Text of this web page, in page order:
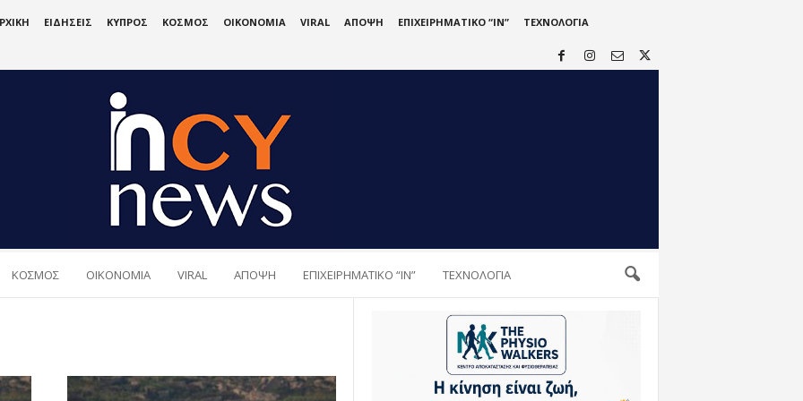
ΕΙΔΗΣΕΙΣ ΚΥΠΡΟΣ ΚΟΣΜΟΣ ΟΙΚΟΝΟΜΙΑ VIRAL ΑΠΟΨΗ ΕΠΙΧΕΙΡΗΜΑΤΙΚΟ “IN” ΤΕΧΝΟΛΟΓΙΑ
ΚΟΣΜΟΣ ΟΙΚΟΝΟΜΙΑ VIRAL ΑΠΟΨΗ ΕΠΙΧΕΙΡΗΜΑΤΙΚΟ “IN” ΤΕΧΝΟΛΟΓΙΑ